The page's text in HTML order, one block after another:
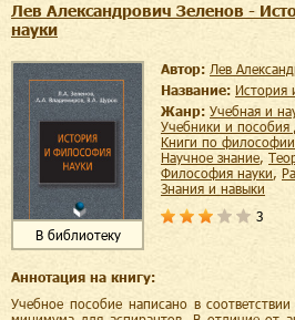
Лев Александрович Зеленов -
науки
В библиотеку
Автор:
Лев
Название:
Жанр:
учебная и
учебники и пособия
книги по философии
научное знание,
философия науки,
знания и навыки
3
Аннотация на книгу:
Учебное пособие написано в